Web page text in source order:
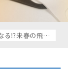
秋にスギ花粉症になる⁉来春の飛散傾向は？大久保公裕先生がやさしく解説